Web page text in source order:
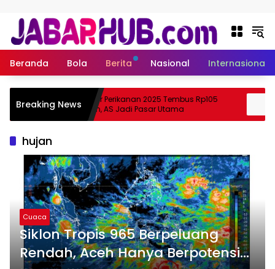
Beranda Bola Berita Nasional Internasional
Breaking NewsEkspor Perikanan 2025 Tembus Rp105
Triliun, AS Jadi Pasar Utama
hujan
Cuaca
Siklon Tropis 965 Berpeluang
Rendah, Aceh Hanya Berpotensi